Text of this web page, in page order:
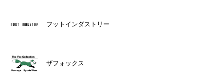
フットインダストリー
ザフォックス